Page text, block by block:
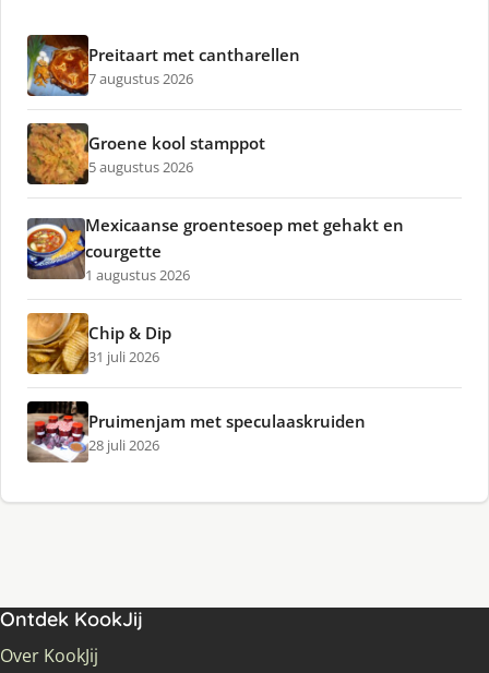
Preitaart met cantharellen
7 augustus 2026
Groene kool stamppot
5 augustus 2026
Mexicaanse groentesoep met gehakt en
courgette
1 augustus 2026
Chip & Dip
31 juli 2026
Pruimenjam met speculaaskruiden
28 juli 2026
Ontdek KookJij
Over KookJij